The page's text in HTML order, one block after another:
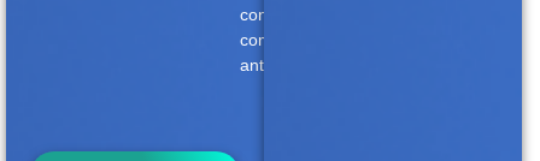
conosco
com
antecedência.